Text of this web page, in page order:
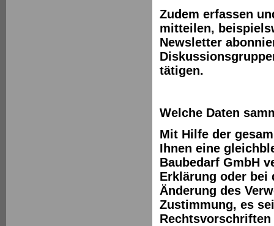
Zudem erfassen
mitteilen,
Newsletter
tätigen.
Welche Daten
Mit Hilfe der
Ihnen eine
Baubedarf GmbH
Erklärung oder bei
Änderung des
Zustimmung, es